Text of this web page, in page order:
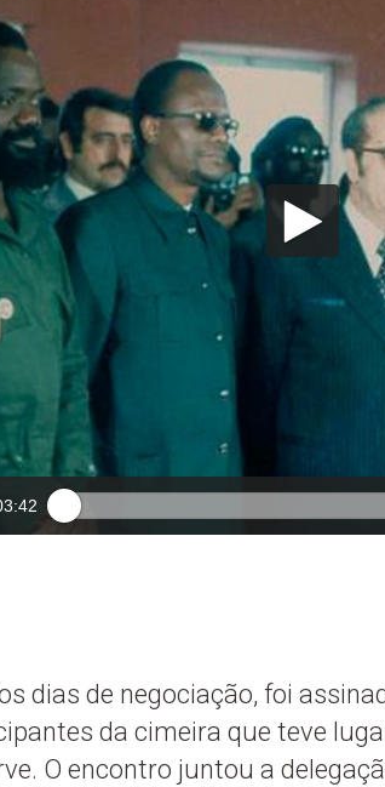
dias de negociação, foi
da cimeira que teve
O encontro juntou a